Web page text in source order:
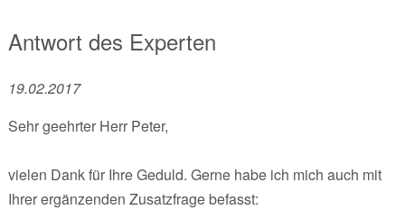
Antwort des Experten
19.02.2017
Sehr geehrter Herr Peter,
vielen Dank für Ihre Geduld. Gerne habe ich mich auch mit
Ihrer ergänzenden Zusatzfrage befasst: